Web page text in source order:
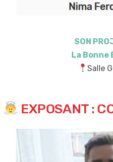
SON
La Bonne
Salle
EXPOSANT :